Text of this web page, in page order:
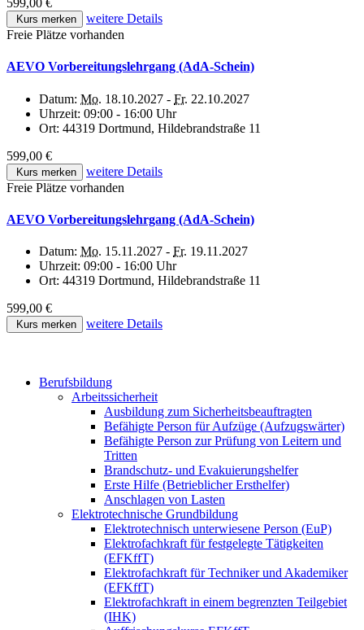
599,00 €
Kurs merken
weitere Details
Freie Plätze vorhanden
AEVO Vorbereitungslehrgang (AdA-Schein)
Datum: Mo. 18.10.2027 - Fr. 22.10.2027
Uhrzeit: 09:00 - 16:00 Uhr
Ort: 44319 Dortmund, Hildebrandstraße 11
599,00 €
Kurs merken
weitere Details
Freie Plätze vorhanden
AEVO Vorbereitungslehrgang (AdA-Schein)
Datum: Mo. 15.11.2027 - Fr. 19.11.2027
Uhrzeit: 09:00 - 16:00 Uhr
Ort: 44319 Dortmund, Hildebrandstraße 11
599,00 €
Kurs merken weitere Details
Berufsbildung
Arbeitssicherheit
Ausbildung zum Sicherheitsbeauftragten
Befähigte Person für Aufzüge (Aufzugswärter)
Befähigte Person zur Prüfung von Leitern und
Tritten
Brandschutz- und Evakuierungshelfer
Erste Hilfe (Betrieblicher Ersthelfer)
Anschlagen von Lasten
Elektrotechnische Grundbildung
Elektrotechnisch unterwiesene Person (EuP)
Elektrofachkraft für festgelegte Tätigkeiten
(EFKffT)
Elektrofachkraft für Techniker und Akademiker
(EFKffT)
Elektrofachkraft in einem begrenzten Teilgebiet
(IHK)